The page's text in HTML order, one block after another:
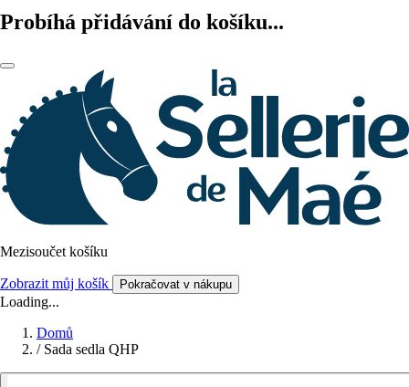
Probíhá přidávání do košíku...
Mezisoučet košíku
Zobrazit můj košík Pokračovat v nákupu
Loading...
Domů
/ Sada sedla QHP